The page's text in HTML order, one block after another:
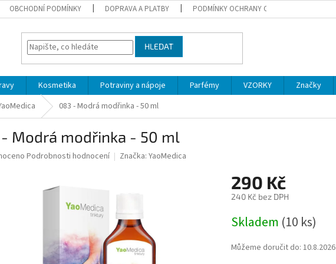
OBCHODNÍ PODMÍNKY DOPRAVA A PLATBY PODMÍNKY OCHRANY OSOBNÍCH ÚDAJŮ
HLEDAT
Kosmetika Potraviny a nápoje Parfémy VZORKY Značky
083 - Modrá modřinka - 50 ml
Modrá modřinka - 50 ml
Podrobnosti hodnocení Značka: YaoMedica
290 Kč
240 Kč bez DPH
cena:
Skladem (10 ks)
Můžeme doručit do: 10.8.2026